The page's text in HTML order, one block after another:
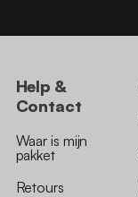
Help &
Contact
Waar is mijn
pakket
Retours